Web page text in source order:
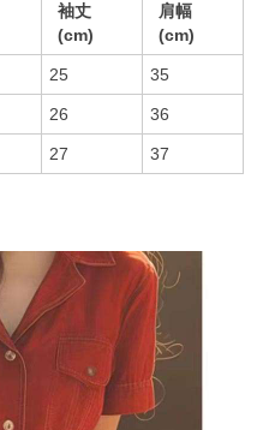
袖丈
(cm)
肩幅
(cm)
25 35
26 36
27 37